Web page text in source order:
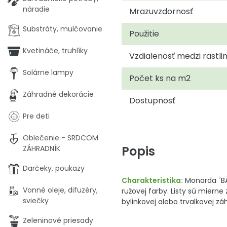
Mrazuvzdornosť
Použitie
Vzdialenosť medzi
Počet ks na m2
Dostupnosť
Popis
Charakteristika: Monarda
ružovej farby. Listy sú
bylinkovej alebo trvalkovej
náradie
Substráty, mulčovanie
Kvetináče, truhlíky
Solárne lampy
Záhradné dekorácie
Pre deti
Oblečenie - SRDCOM
ZÁHRADNÍK
Darčeky, poukazy
Vonné oleje, difuzéry,
sviečky
Zeleninové priesady